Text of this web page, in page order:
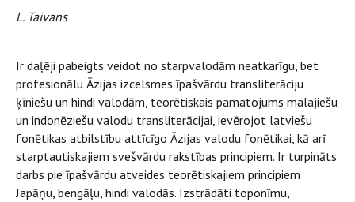
L. Taivans
Ir daļēji pabeigts veidot no starpvalodām neatkarīgu, bet
profesionālu Āzijas izcelsmes īpašvārdu transliterāciju
ķīniešu un hindi valodām, teorētiskais pamatojums malajiešu
un indonēziešu valodu transliterācijai, ievērojot latviešu
fonētikas atbilstību attīcīgo Āzijas valodu fonētikai, kā arī
starptautiskajiem svešvārdu rakstības principiem. Ir turpināts
darbs pie īpašvārdu atveides teorētiskajiem principiem
Japāņu, bengāļu, hindi valodās. Izstrādāti toponīmu,